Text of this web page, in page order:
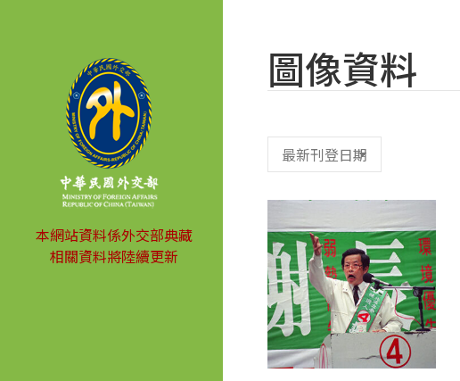
本網站資料係外交部典藏
相關資料將陸續更新
圖像資料